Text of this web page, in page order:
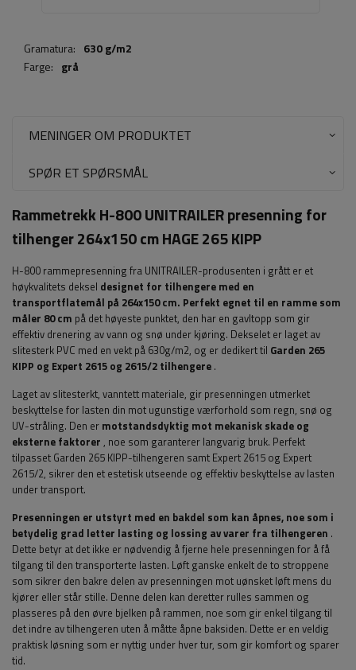
Gramatura: 630 g/m2
Farge: grå
MENINGER OM PRODUKTET
SPØR ET SPØRSMÅL
Rammetrekk H-800 UNITRAILER presenning for
tilhenger 264x150 cm HAGE 265 KIPP
H-800 rammepresenning fra UNITRAILER-produsenten i grått er et
høykvalitets deksel designet for tilhengere med en
transportflatemål på 264x150 cm. Perfekt egnet til en ramme som
måler 80 cm på det høyeste punktet, den har en gavltopp som gir
effektiv drenering av vann og snø under kjøring. Dekselet er laget av
slitesterk PVC med en vekt på 630g/m2, og er dedikert til Garden 265
KIPP og Expert 2615 og 2615/2 tilhengere .
Laget av slitesterkt, vanntett materiale, gir presenningen utmerket
beskyttelse for lasten din mot ugunstige værforhold som regn, snø og
UV-stråling. Den er motstandsdyktig mot mekanisk skade og
eksterne faktorer , noe som garanterer langvarig bruk. Perfekt
tilpasset Garden 265 KIPP-tilhengeren samt Expert 2615 og Expert
2615/2, sikrer den et estetisk utseende og effektiv beskyttelse av lasten
under transport.
Presenningen er utstyrt med en bakdel som kan åpnes, noe som i
betydelig grad letter lasting og lossing av varer fra tilhengeren .
Dette betyr at det ikke er nødvendig å fjerne hele presenningen for å få
tilgang til den transporterte lasten. Løft ganske enkelt de to stroppene
som sikrer den bakre delen av presenningen mot uønsket løft mens du
kjører eller står stille. Denne delen kan deretter rulles sammen og
plasseres på den øvre bjelken på rammen, noe som gir enkel tilgang til
det indre av tilhengeren uten å måtte åpne baksiden. Dette er en veldig
praktisk løsning som er nyttig under hver tur, som gir komfort og sparer
tid.